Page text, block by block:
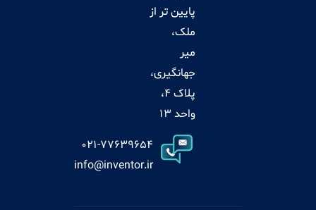
پایین تر از
ملک،
میر
جهانگیری،
پلاک 4،
واحد 13
021-77639654
info@inventor.ir